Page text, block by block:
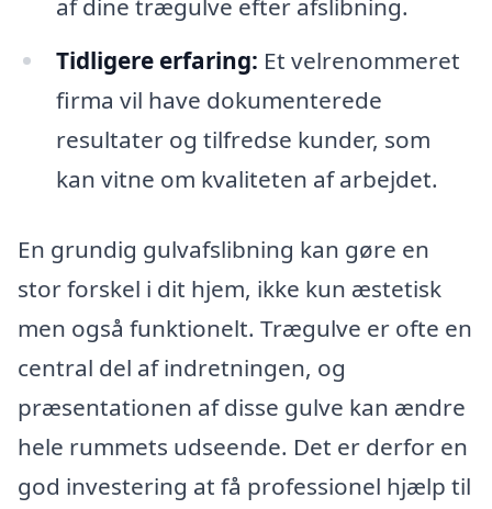
Tidligere erfaring: Et velrenommeret
firma vil have dokumenterede
resultater og tilfredse kunder, som
kan vitne om kvaliteten af arbejdet.
En grundig gulvafslibning kan gøre en
stor forskel i dit hjem, ikke kun æstetisk
men også funktionelt. Trægulve er ofte en
central del af indretningen, og
præsentationen af disse gulve kan ændre
hele rummets udseende. Det er derfor en
god investering at få professionel hjælp til